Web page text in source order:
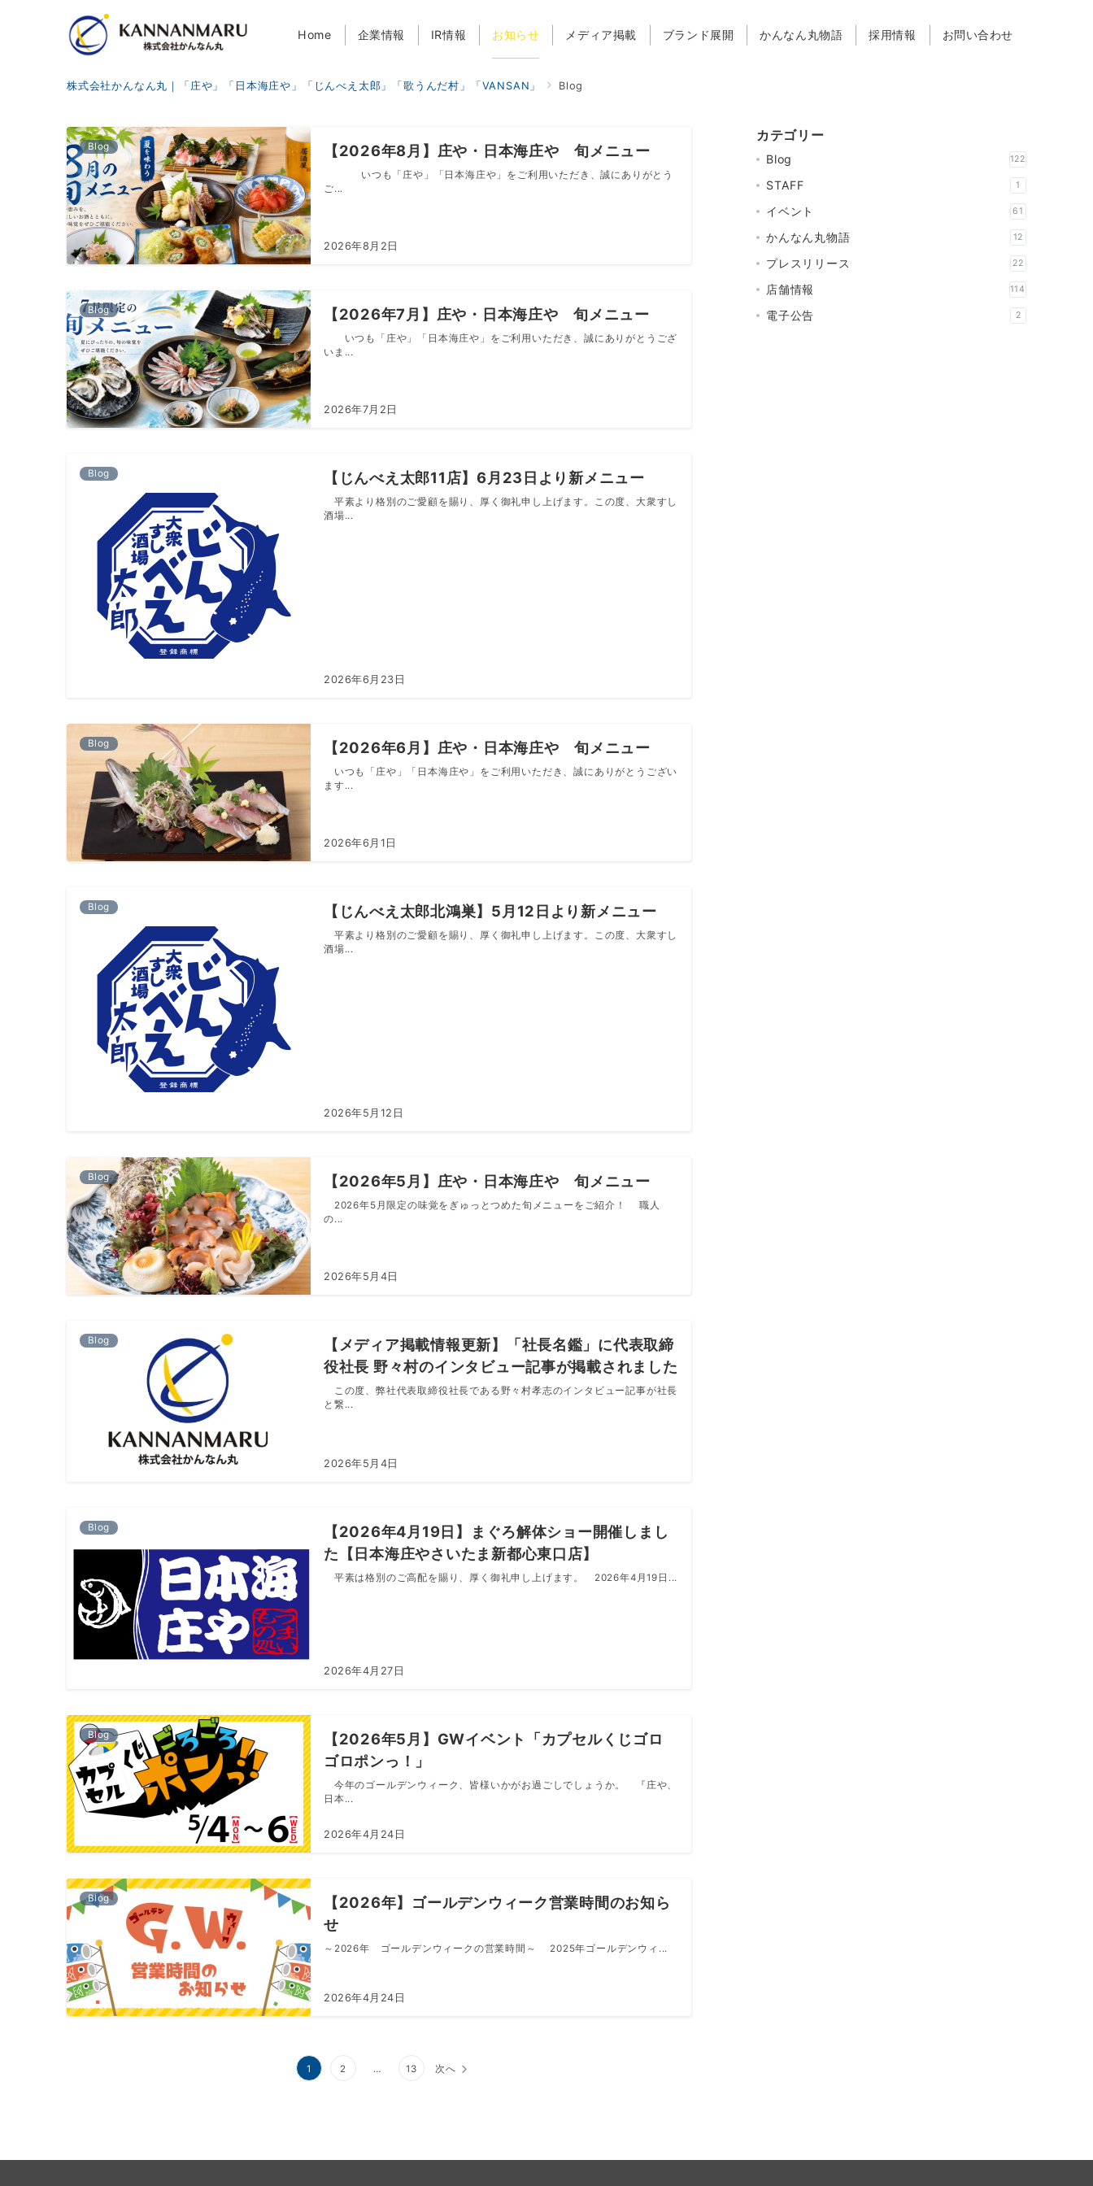
Home 企業情報 IR情報 お知らせ メディア掲載 ブランド展開 かんなん丸物語 採用情報 お問い合わせ
株式会社かんなん丸｜「庄や」「日本海庄や」「じんべえ太郎」「歌うんだ村」「VANSAN」 Blog
Blog 【2026年8月】庄や・日本海庄や 旬メニュー
いつも「庄や」「日本海庄や」をご利用いただき、誠にありがとう
ご...
2026年8月2日
Blog 【2026年7月】庄や・日本海庄や 旬メニュー
いつも「庄や」「日本海庄や」をご利用いただき、誠にありがとうござ
いま...
2026年7月2日
Blog 【じんべえ太郎11店】6月23日より新メニュー
平素より格別のご愛顧を賜り、厚く御礼申し上げます。この度、大衆すし
酒場...
2026年6月23日
Blog 【2026年6月】庄や・日本海庄や 旬メニュー
いつも「庄や」「日本海庄や」をご利用いただき、誠にありがとうござい
ます...
2026年6月1日
Blog 【じんべえ太郎北鴻巣】5月12日より新メニュー
平素より格別のご愛顧を賜り、厚く御礼申し上げます。この度、大衆すし
酒場...
2026年5月12日
Blog 【2026年5月】庄や・日本海庄や 旬メニュー
2026年5月限定の味覚をぎゅっとつめた旬メニューをご紹介！ 職人
の...
2026年5月4日
Blog
【メディア掲載情報更新】「社長名鑑」に代表取締
役社長 野々村のインタビュー記事が掲載されました
この度、弊社代表取締役社長である野々村孝志のインタビュー記事が社長
と繋...
2026年5月4日
Blog
【2026年4月19日】まぐろ解体ショー開催しまし
た【日本海庄やさいたま新都心東口店】
平素は格別のご高配を賜り、厚く御礼申し上げます。 2026年4月19日...
2026年4月27日
Blog
【2026年5月】GWイベント「カプセルくじゴロ
ゴロポンっ！」
今年のゴールデンウィーク、皆様いかがお過ごしでしょうか。 『庄や、
日本...
2026年4月24日
Blog
【2026年】ゴールデンウィーク営業時間のお知ら
せ
～2026年 ゴールデンウィークの営業時間～ 2025年ゴールデンウィ...
2026年4月24日
1 2 … 13 次へ
カテゴリー
Blog 122
STAFF 1
イベント 61
かんなん丸物語 12
プレスリリース 22
店舗情報 114
電子公告 2